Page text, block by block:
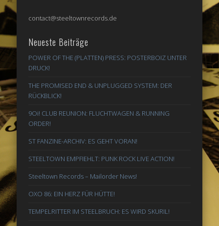
contact@steeltownrecords.de
Neueste Beiträge
POWER OF THE (PLATTEN) PRESS: POSTERBOIZ UNTER
DRUCK!
THE PROMISED END & UNPLUGGED SYSTEM: DER
RÜCKBLICK!
9Oi! CLUB REUNION: FLUCHTWAGEN & RUNNING
ORDER!
ST FANZINE-ARCHIV: ES GEHT VORAN!
STEELTOWN EMPFIEHLT: PUNK ROCK LIVE ACTION!
Steeltown Records – Mailorder News!
OXO 86: EIN HERZ FÜR HÜTTE!
TEMPELRITTER IM STEELBRUCH: ES WIRD SKURIL!